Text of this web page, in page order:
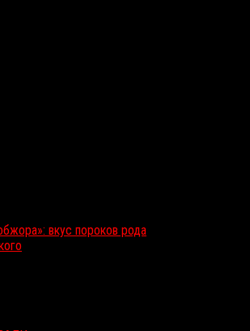
вкус пороков рода